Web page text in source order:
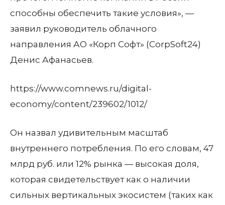
способны обеспечить такие условия», —
заявил руководитель облачного
направления АО «Корп Софт» (CorpSoft24)
Денис Афанасьев.
https://www.comnews.ru/digital-
economy/content/239602/1012/
Он назвал удивительным масштаб
внутреннего потребления. По его словам, 47
млрд руб. или 12% рынка — высокая доля,
которая свидетельствует как о наличии
сильных вертикальных экосистем (таких как